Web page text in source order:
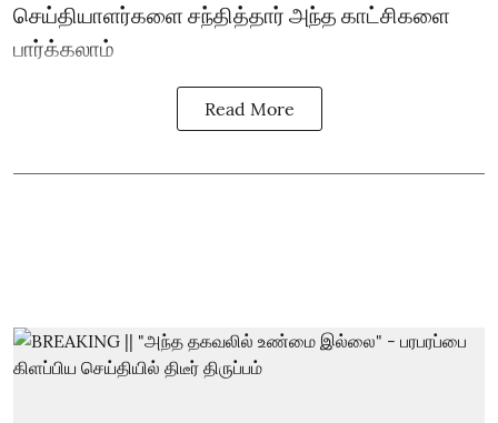
செய்தியாளர்களை சந்தித்தார் அந்த காட்சிகளை
பார்க்கலாம்
Read More